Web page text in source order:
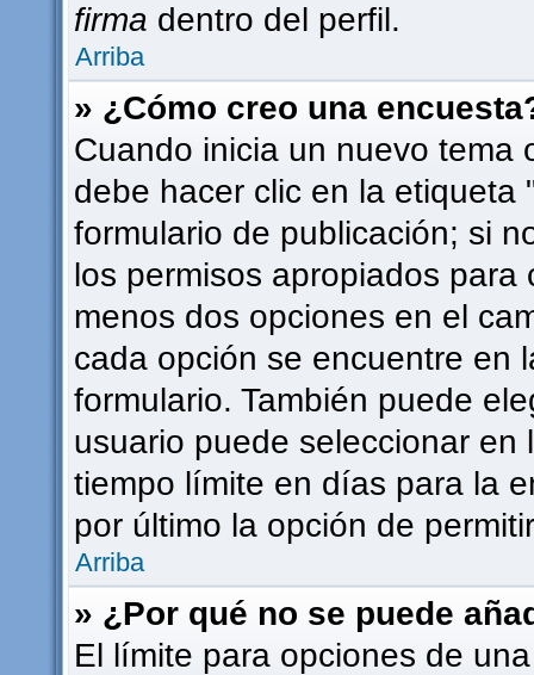
firma dentro del perfil.
Arriba
» ¿Cómo creo una
Cuando inicia un nuevo tema
debe hacer clic en la etiqueta
formulario de publicación; si
los permisos apropiados
menos dos opciones en el
cada opción se encuentre en
formulario. También puede
usuario puede seleccionar
tiempo límite en días para la
por último la opción de
Arriba
» ¿Por qué no se puede
El límite para opciones de